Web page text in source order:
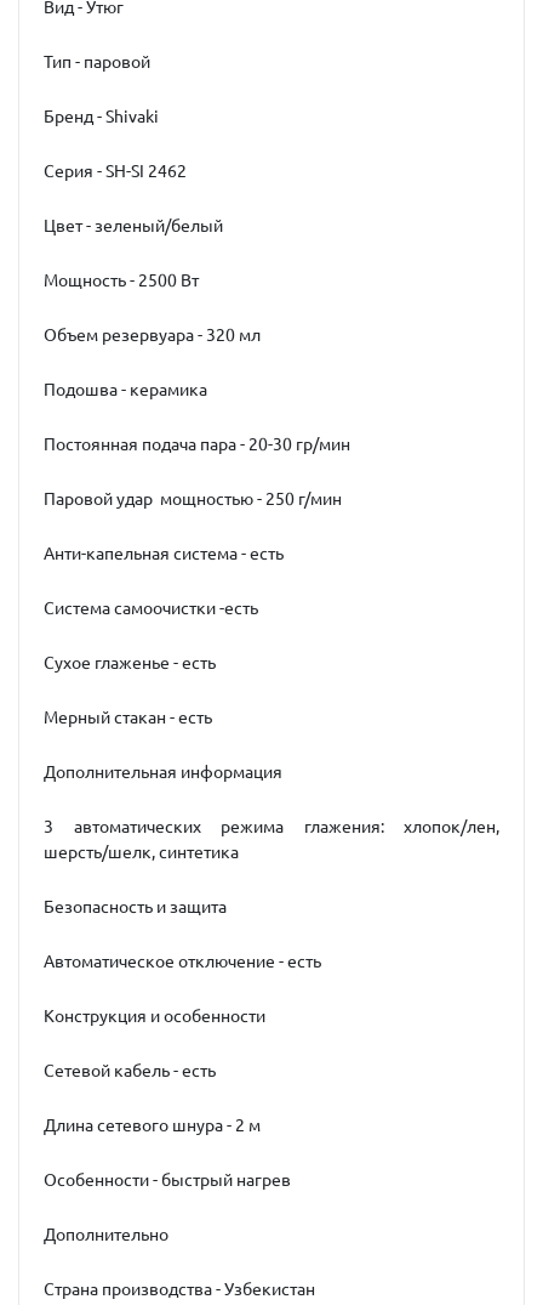
Вид - Утюг
Тип - паровой
Бренд - Shivaki
Серия - SH-SI 2462
Цвет - зеленый/белый
Мощность - 2500 Вт
Объем резервуара - 320 мл
Подошва - керамика
Постоянная подача пара - 20-30 гр/мин
Паровой удар мощностью - 250 г/мин
Анти-капельная система - есть
Система самоочистки -есть
Сухое глаженье - есть
Мерный стакан - есть
Дополнительная информация
3 автоматических режима глажения: хлопок/лен,
шерсть/шелк, синтетика
Безопасность и защита
Автоматическое отключение - есть
Конструкция и особенности
Сетевой кабель - есть
Длина сетевого шнура - 2 м
Особенности - быстрый нагрев
Дополнительно
Страна производства - Узбекистан